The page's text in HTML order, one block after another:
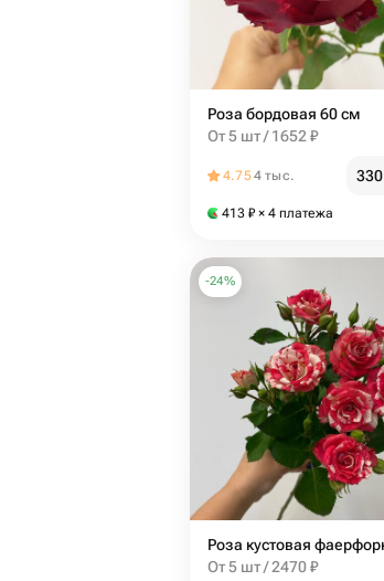
Роза бордовая 60 см
От 5 шт / 1652 ₽
4.754 тыс. 330
413 ₽ × 4 платежа
-24%
От 5 шт / 2470 ₽